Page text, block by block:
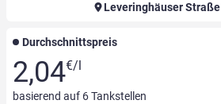
Leveringhäuser Straße
Durchschnittspreis
2,04€/l
basierend auf 6Tankstellen